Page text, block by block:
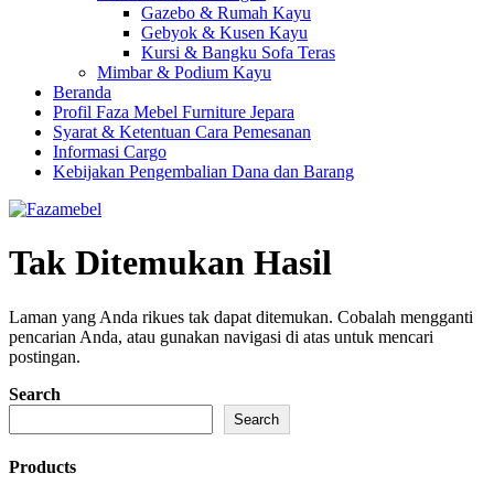
Gazebo & Rumah Kayu
Gebyok & Kusen Kayu
Kursi & Bangku Sofa Teras
Mimbar & Podium Kayu
Beranda
Profil Faza Mebel Furniture Jepara
Syarat & Ketentuan Cara Pemesanan
Informasi Cargo
Kebijakan Pengembalian Dana dan Barang
Tak Ditemukan Hasil
Laman yang Anda rikues tak dapat ditemukan. Cobalah mengganti
pencarian Anda, atau gunakan navigasi di atas untuk mencari
postingan.
Search
Search
Products